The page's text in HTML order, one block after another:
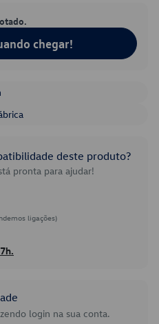
chegar!
deste produto?
pronta para ajudar!
ligações)
login na sua conta.